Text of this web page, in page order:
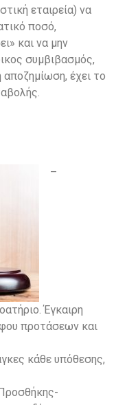
εταιρεία) να
ποσό,
και να μην
συμβιβασμός,
αποζημίωση, έχει το
–
Έγκαιρη
προτάσεων και
κάθε υπόθεσης,